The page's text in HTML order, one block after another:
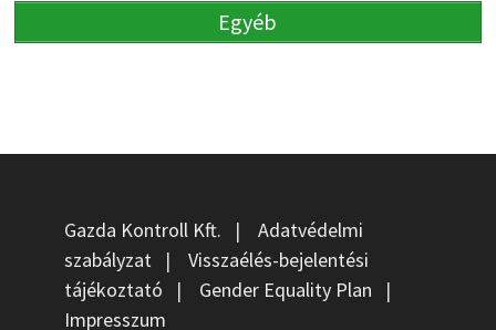
Egyéb
Gazda Kontroll Kft. | Adatvédelmi
szabályzat| Visszaélés-bejelentési
tájékoztató | Gender Equality Plan |
Impresszum